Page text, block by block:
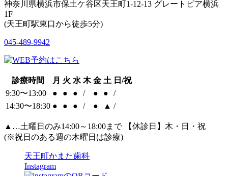
神奈川県横浜市保土ケ谷区天王町1-12-13 グレートピア横浜
1F
(天王町駅東口から徒歩5分)
045-489-9942
診療時間 月 火 水 木 金 土 日/祝
9:30〜13:00
● ● ● / ● ●
/
14:30〜18:30 ● ● ● / ● ▲ /
▲ …土曜日のみ14:00～18:00まで 【休診日】木・日・祝
(※祝日のある週の木曜日は診療)
天王町かまた歯科
Instagram